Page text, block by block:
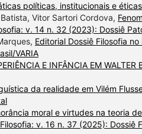
políticas, institucionais e éticas
Vitor Sartori Cordova,
v. 14 n. 32 (2023): Dossiê
Editorial Dossiê Filosofia no
VARIA
E INFÂNCIA EM WALTER
da realidade em Vilém
moral e virtudes na teoria
v. 16 n. 37 (2025): Dossiê